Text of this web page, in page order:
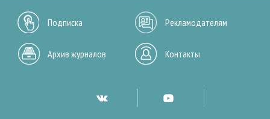
Подписка Рекламодателям
Архив журналов Контакты